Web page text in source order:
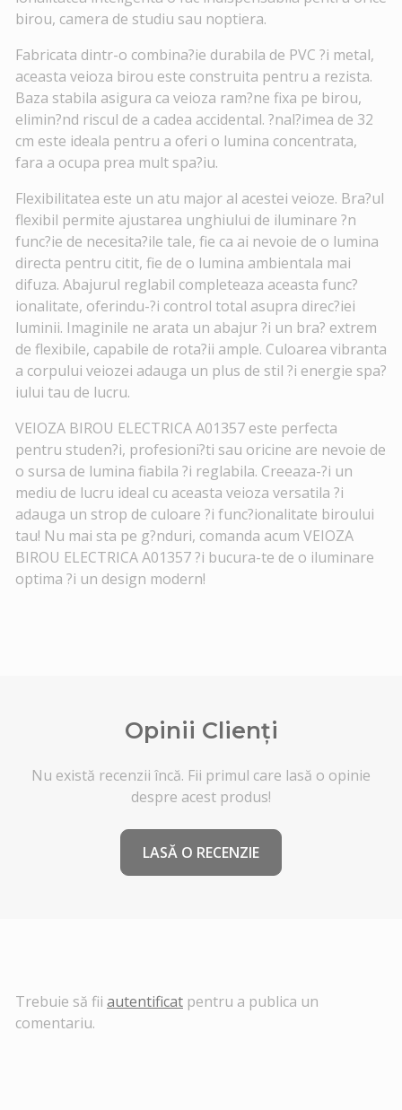
birou, camera de studiu sau noptiera.
Fabricata dintr-o combina?ie durabila de PVC ?i metal,
aceasta veioza birou este construita pentru a rezista.
Baza stabila asigura ca veioza ram?ne fixa pe birou,
elimin?nd riscul de a cadea accidental. ?nal?imea de 32
cm este ideala pentru a oferi o lumina concentrata,
fara a ocupa prea mult spa?iu.
Flexibilitatea este un atu major al acestei veioze. Bra?ul
flexibil permite ajustarea unghiului de iluminare ?n
func?ie de necesita?ile tale, fie ca ai nevoie de o lumina
directa pentru citit, fie de o lumina ambientala mai
difuza. Abajurul reglabil completeaza aceasta func?
ionalitate, oferindu-?i control total asupra direc?iei
luminii. Imaginile ne arata un abajur ?i un bra? extrem
de flexibile, capabile de rota?ii ample. Culoarea vibranta
a corpului veiozei adauga un plus de stil ?i energie spa?
iului tau de lucru.
VEIOZA BIROU ELECTRICA A01357 este perfecta
pentru studen?i, profesioni?ti sau oricine are nevoie de
o sursa de lumina fiabila ?i reglabila. Creeaza-?i un
mediu de lucru ideal cu aceasta veioza versatila ?i
adauga un strop de culoare ?i func?ionalitate biroului
tau! Nu mai sta pe g?nduri, comanda acum VEIOZA
BIROU ELECTRICA A01357 ?i bucura-te de o iluminare
optima ?i un design modern!
Opinii Clienți
Nu există recenzii încă. Fii primul care lasă o opinie
despre acest produs!
LASĂ O RECENZIE
Trebuie să fii autentificat pentru a publica un
comentariu.